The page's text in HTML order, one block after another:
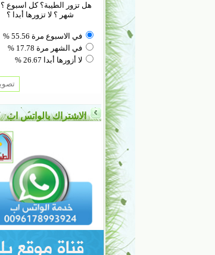
هل تزور الطيبة؟ كل اسبوع
شهر ؟ لا تزورها أبدا ؟
في الاسبوع مرة 55.56 %
في الشهر مرة 17.78 %
لا أزورها أبدا 26.67 %
الاشتراك بالواتس اب